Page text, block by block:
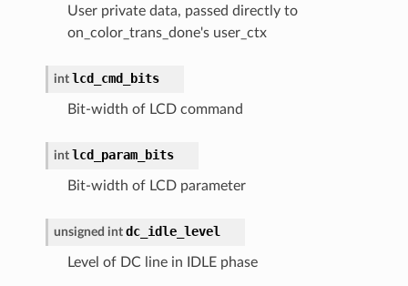
User private data, passed directly to
on_color_trans_done's user_ctx
int lcd_cmd_bits
Bit-width of LCD command
int lcd_param_bits
Bit-width of LCD parameter
unsigned int dc_idle_level
Level of DC line in IDLE phase